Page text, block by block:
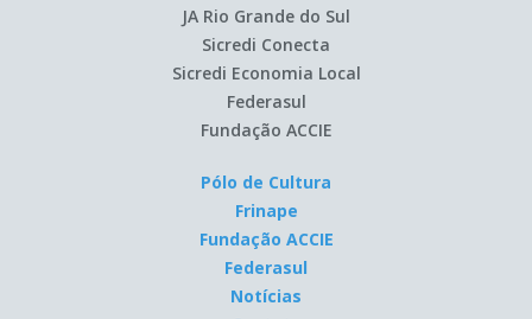
JA Rio Grande do Sul
Sicredi Conecta
Sicredi Economia Local
Federasul
Fundação ACCIE
Pólo de Cultura
Frinape
Fundação ACCIE
Federasul
Notícias